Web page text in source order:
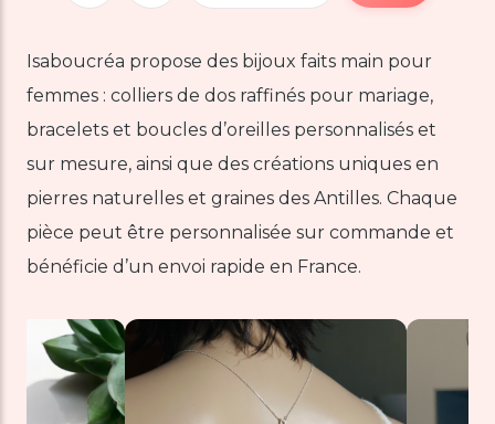
Isaboucréa propose des bijoux faits main pour
femmes : colliers de dos raffinés pour mariage,
bracelets et boucles d’oreilles personnalisés et
sur mesure, ainsi que des créations uniques en
pierres naturelles et graines des Antilles. Chaque
pièce peut être personnalisée sur commande et
bénéficie d’un envoi rapide en France.